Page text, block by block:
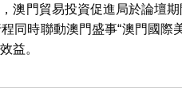
澳門貿易投資促進局於論壇
同時聯動澳門盛事“澳門國際
益。